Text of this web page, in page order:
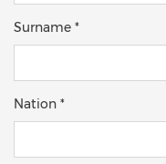
Surname *
Nation *